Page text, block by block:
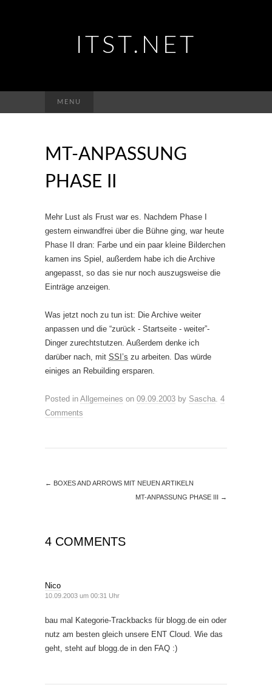
ITST.NET
MENU
nach:
MT-ANPASSUNG
PHASE II
Mehr Lust als Frust war es. Nachdem Phase I
gestern einwandfrei über die Bühne ging, war heute
Phase II dran: Farbe und ein paar kleine Bilderchen
kamen ins Spiel, außerdem habe ich die Archive
angepasst, so das sie nur noch auszugsweise die
Einträge anzeigen.
Was jetzt noch zu tun ist: Die Archive weiter
anpassen und die “zurück - Startseite - weiter”-
Dinger zurechtstutzen. Außerdem denke ich
darüber nach, mit SSI’s zu arbeiten. Das würde
einiges an Rebuilding ersparen.
Posted in Allgemeines on 09.09.2003 by Sascha. 4
Comments
← BOXES AND ARROWS MIT NEUEN ARTIKELN
MT-ANPASSUNG PHASE III →
4 COMMENTS
Nico
10.09.2003 um 00:31 Uhr
bau mal Kategorie-Trackbacks für blogg.de ein oder
nutz am besten gleich unsere ENT Cloud. Wie das
geht, steht auf blogg.de in den FAQ :)